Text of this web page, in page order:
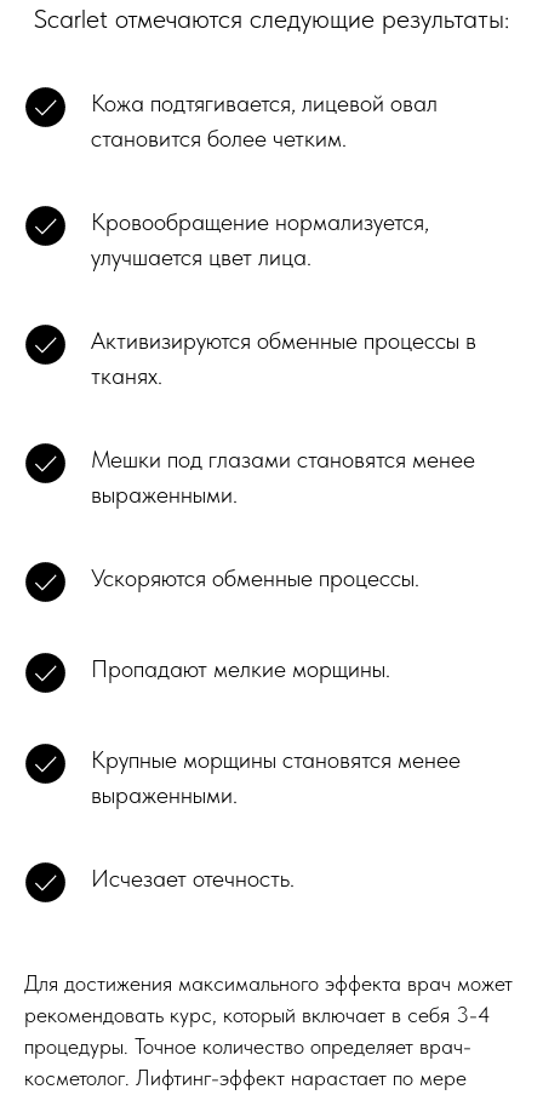
Scarlet отмечаются следующие результаты:
Кожа подтягивается, лицевой овал
становится более четким.
Кровообращение нормализуется,
улучшается цвет лица.
Активизируются обменные процессы в
тканях.
Мешки под глазами становятся менее
выраженными.
Ускоряются обменные процессы.
Пропадают мелкие морщины.
Крупные морщины становятся менее
выраженными.
Исчезает отечность.
Для достижения максимального эффекта врач может
рекомендовать курс, который включает в себя 3-4
процедуры. Точное количество определяет врач-
косметолог. Лифтинг-эффект нарастает по мере